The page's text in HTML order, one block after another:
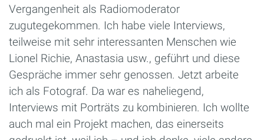
Vergangenheit als Radiomoderator
zugutegekommen. Ich habe viele Interviews,
teilweise mit sehr interessanten Menschen wie
Lionel Richie, Anastasia usw., geführt und diese
Gespräche immer sehr genossen. Jetzt arbeite
ich als Fotograf. Da war es naheliegend,
Interviews mit Porträts zu kombinieren. Ich wollte
auch mal ein Projekt machen, das einerseits